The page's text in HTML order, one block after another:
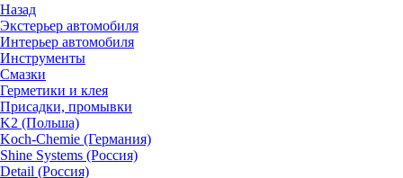
Назад
Экстерьер автомобиля
Интерьер автомобиля
Инструменты
Смазки
Герметики и клея
Присадки, промывки
K2 (Польша)
Koch-Chemie (Германия)
Shine Systems (Россия)
Detail (Россия)